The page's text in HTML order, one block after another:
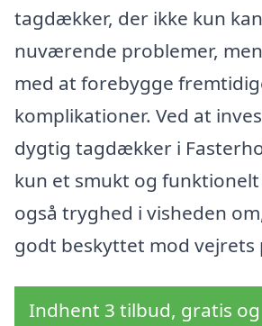
tagdækker, der ikke kun
nuværende problemer,
med at forebygge
komplikationer. Ved at
dygtig tagdækker i
kun et smukt og
også tryghed i visheden
godt beskyttet mod vejrets
Indhent 3 tilbud, gratis og